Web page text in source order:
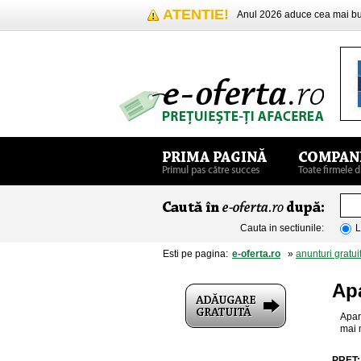
ATENTIE! Anul 2026 aduce cea mai
Cauta in sectiunile:
Esti pe pagina: e-oferta.ro » anunturi
mai